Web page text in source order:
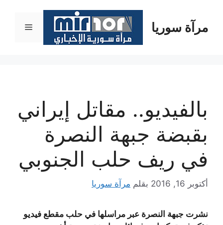
المحتوىمرآة سوريا القائمة
بالفيديو.. مقاتل إيراني
بقبضة جبهة النصرة
في ريف حلب الجنوبي
أكتوبر 16, 2016 بقلم مرآة سوريا
نشرت جبهة النصرة عبر مراسلها في حلب مقطع فيديو